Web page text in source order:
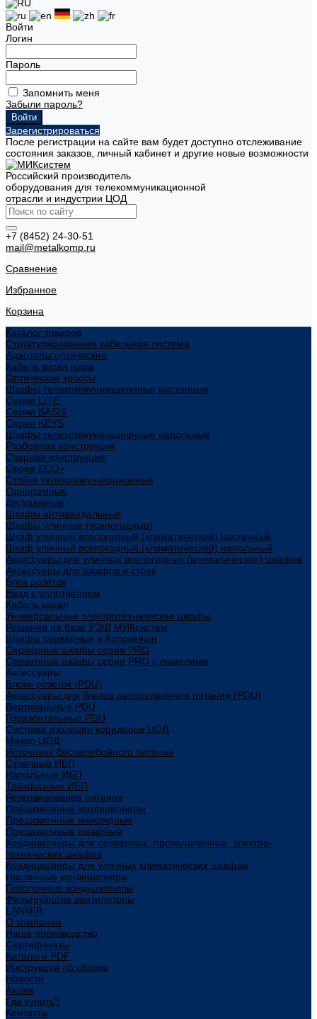
Войти
Логин
Пароль
Запомнить меня
Забыли пароль?
Зарегистрироваться
После регистрации на сайте вам будет доступно отслеживание
состояния заказов, личный кабинет и другие новые возможности
Российский производитель
оборудования для телекоммуникационной
отрасли и индустрии ЦОД
+7 (8452) 24-30-51
mail@metalkomp.ru
Сравнение
Избранное
Корзина
Каталог товаров
Структурированная кабельная система
Адаптеры оптические
Кабель витая пара
Оптические кроссы
Шкафы телекоммуникационные настенные
Cерия LITE
Cерия BASIS
Cерия KEYS
Шкафы телекоммуникационные напольные
Разборная конструкция
Сварная конструкция
Серия ECO+
Стойки телекоммуникационные
Однорамные
Двухрамные
Шкафы антивандальные
Шкафы уличные (всепогодные)
Шкаф уличный всепогодный (климатический) настенный
Шкаф уличный всепогодный (климатический) напольный
Аксессуары для уличных всепогодных (климатических) шкафов
Аксессуары для шкафов и стоек
Блок розеток
Ввод с уплотнением
Кабель канал
Универсальные электротехнические шкафы
Решения на базе УЭШ МИКсистем
Шкафы серверные и Колокейшн
Серверные шкафы серия PRO
Серверные шкафы серии PRO с ламелями
Аксессуары
Блоки розеток (PDU)
Аксессуары для блоков распределения питания (PDU)
Вертикальные PDU
Горизонтальные PDU
Система изоляции коридоров ЦОД
Микро ЦОД
Источники бесперебойного питания
Стоечные ИБП
Напольные ИБП
Трёхфазные ИБП
Резервирование питания
Прецизионные кондиционеры
Прецизионные межрядные
Прецизионные шкафные
Кондиционеры для серверных, промышленных, электро-
технических шкафов
Кондиционеры для уличных климатических шкафов
Настенные кондиционеры
Потолочные кондиционеры
Фильтрующие вентиляторы
LANMIR
О компании
Наше производство
Сертификаты
Каталоги PDF
Инструкции по сборке
Новости
Акции
Где купить?
Контакты